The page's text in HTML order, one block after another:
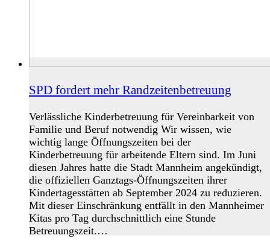
SPD fordert mehr Randzeitenbetreuung
Verlässliche Kinderbetreuung für Vereinbarkeit von
Familie und Beruf notwendig Wir wissen, wie
wichtig lange Öffnungszeiten bei der
Kinderbetreuung für arbeitende Eltern sind. Im Juni
diesen Jahres hatte die Stadt Mannheim angekündigt,
die offiziellen Ganztags-Öffnungszeiten ihrer
Kindertagesstätten ab September 2024 zu reduzieren.
Mit dieser Einschränkung entfällt in den Mannheimer
Kitas pro Tag durchschnittlich eine Stunde
Betreuungszeit.…